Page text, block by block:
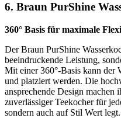
6. Braun PurShine
360° Basis für maximale
Der Braun PurShine
beeindruckende Leistung,
Mit einer 360°-Basis kann der
und platziert werden. Die
ansprechende Design machen
zuverlässiger Teekocher für
sondern auch auf Stil Wert legt.